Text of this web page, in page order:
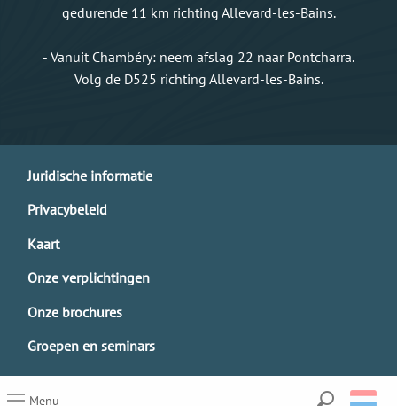
Menu
gedurende 11 km richting Allevard-les-Bains.
- Vanuit Chambéry: neem afslag 22 naar Pontcharra.
Volg de D525 richting Allevard-les-Bains.
Juridische informatie
Privacybeleid
Kaart
Onze verplichtingen
Onze brochures
Groepen en seminars